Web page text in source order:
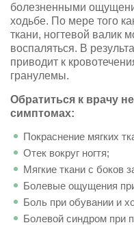
болезненными
ходьбе. По мере того
ткани, ногтевой валик
воспаляться. В
приводит к
гранулемы.
Обратиться к врачу
симптомах:
Покраснение мягких
Отек вокруг ногтя;
Мягкие ткани с боков
Болевые ощущения
Боль при обувании и
Болевой синдром при